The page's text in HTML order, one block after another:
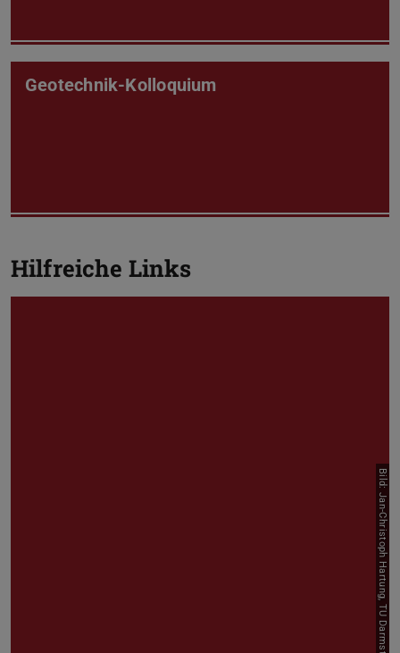
Geotechnik-Kolloquium
Hilfreiche Links
Bild: Jan-Christoph Hartung, TU Darmstadt